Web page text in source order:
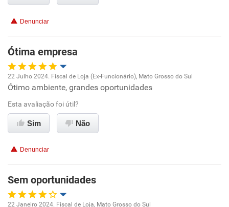
Denunciar
Ótima empresa
Oportunidade de promoção
Ambiente de trabalho
Benefícios
Recomenda esta empresa
22 Julho 2024. Fiscal de Loja (Ex-Funcionário), Mato Grosso do Sul
Ótimo ambiente, grandes oportunidades
Esta avaliação foi útil?
Sim Não
Denunciar
Sem oportunidades
22 Janeiro 2024. Fiscal de Loja, Mato Grosso do Sul